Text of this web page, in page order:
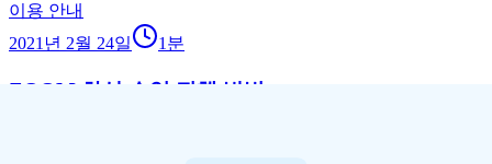
이용 안내
2021년 2월 24일
1 분
ZOOM 화상 수업 진행 방법